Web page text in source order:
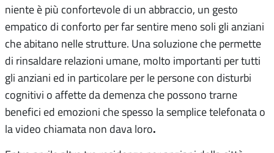
niente è più confortevole di un abbraccio, un gesto
empatico di conforto per far sentire meno soli gli anziani
che abitano nelle strutture. Una soluzione che permette
di rinsaldare relazioni umane, molto importanti per tutti
gli anziani ed in particolare per le persone con disturbi
cognitivi o affette da demenza che possono trarne
benefici ed emozioni che spesso la semplice telefonata o
la video chiamata non dava loro.